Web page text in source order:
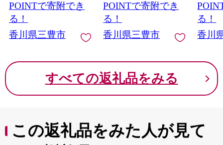
POINTで寄附でき
る！
香川県三豊市
POINTで寄附でき
る！
香川県三豊市
る！
香川
すべての返礼品をみる
この返礼品をみた人が見て